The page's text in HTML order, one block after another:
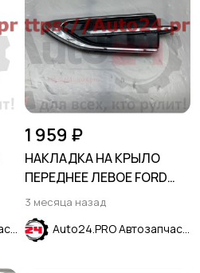
Auto24.PRO Автозапчасти
1 959 ₽
НАКЛАДКА НА КРЫЛО
ПЕРЕДНЕЕ ЛЕВОЕ FORD
KUGA II 2016- / ESCAPE
2017-
3 месяца назад
Auto24.PRO Автозапчасти